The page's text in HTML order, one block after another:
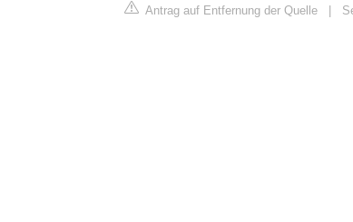
Antrag auf Entfernung der Quelle